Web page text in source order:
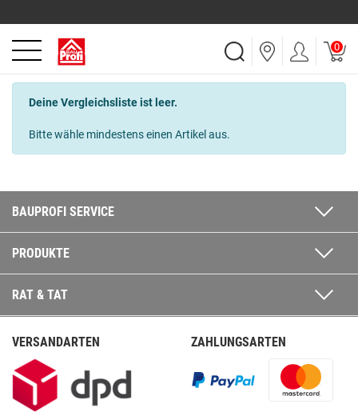
0
Deine Vergleichsliste ist leer.
Bitte wähle mindestens einen Artikel aus.
BAUPROFI SERVICE
PRODUKTE
RAT & TAT
VERSANDARTEN ZAHLUNGSARTEN